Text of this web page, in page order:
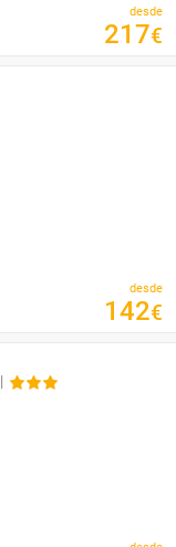
desde
217€
desde
142€